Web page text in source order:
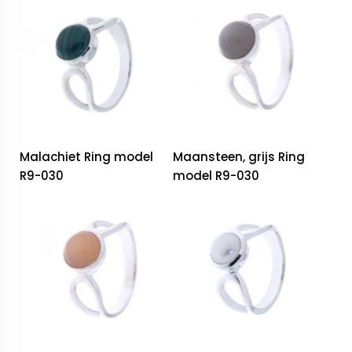
Malachiet Ring model
R9-030
Maansteen, grijs Ring
model R9-030